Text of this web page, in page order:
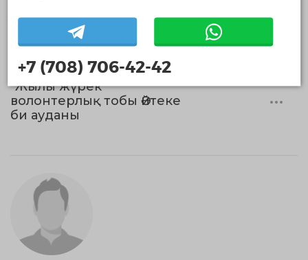
"Жылы жүрек"
волонтерлық тобы Әйтеке
би ауданы
+7 (708) 706-42-42